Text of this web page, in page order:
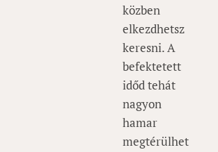
közben
elkezdhetsz
keresni. A
befektetett
időd tehát
nagyon
hamar
megtérülhet